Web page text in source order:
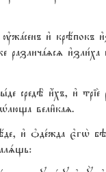
ўжaсенъ и3
и3зли1ха
и4хъ, и3 тріе2
вели6каz.
и3 nде1жда є3гw2